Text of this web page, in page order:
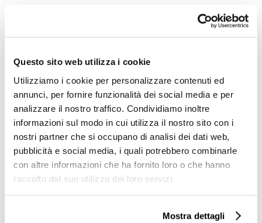
Questo sito web utilizza i cookie
Utilizziamo i cookie per personalizzare contenuti ed
annunci, per fornire funzionalità dei social media e per
analizzare il nostro traffico. Condividiamo inoltre
informazioni sul modo in cui utilizza il nostro sito con i
nostri partner che si occupano di analisi dei dati web,
pubblicità e social media, i quali potrebbero combinarle
con altre informazioni che ha fornito loro o che hanno
raccolto dal suo utilizzo dei loro servizi.
Mostra dettagli
Presentations
Analyst’s
Company
Profile
GOVERNANCE
Board of
Directors
Board of
Statutory